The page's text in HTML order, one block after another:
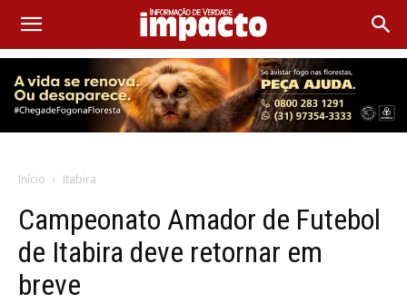
Início Itabira
Campeonato Amador de Futebol
de Itabira deve retornar em
breve